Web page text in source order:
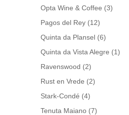
Opta Wine & Coffee (3)
Pagos del Rey (12)
Quinta da Plansel (6)
Quinta da Vista Alegre (1)
Ravenswood (2)
Rust en Vrede (2)
Stark-Condé (4)
Tenuta Maiano (7)